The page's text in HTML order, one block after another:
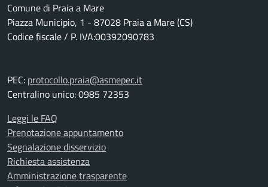
Comune di Praia a Mare
Piazza Municipio, 1 - 87028 Praia a Mare (CS)
Codice fiscale / P. IVA:00392090783
PEC: protocollo.praia@asmepec.it
Centralino unico: 0985 72353
Leggi le FAQ
Prenotazione appuntamento
Segnalazione disservizio
Richiesta assistenza
Amministrazione trasparente